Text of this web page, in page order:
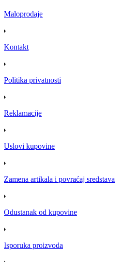
Maloprodaje
Kontakt
Politika privatnosti
Reklamacije
Uslovi kupovine
Zamena artikala i povraćaj sredstava
Odustanak od kupovine
Isporuka proizvoda